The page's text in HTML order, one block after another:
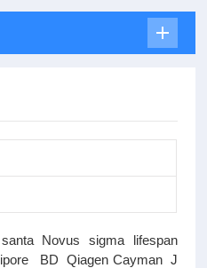
Novus sigma lifespan
BD Qiagen Cayman J